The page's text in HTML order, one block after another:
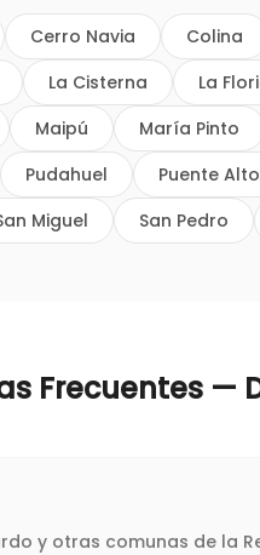
Cerro Navia Colina
La Cisterna La
Maipú María Pinto
Pudahuel Puente Alto
Miguel San Pedro
Frecuentes —
y otras comunas de